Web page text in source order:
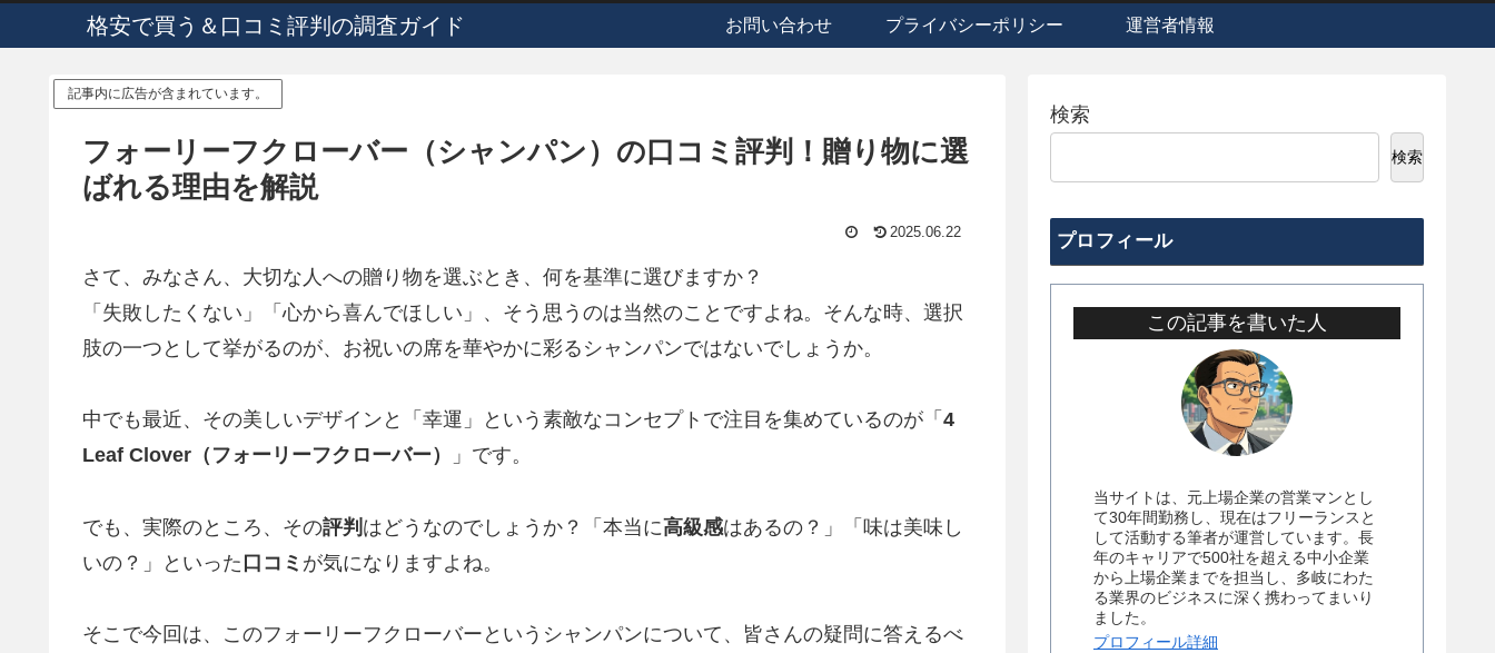
格安で買う＆口コミ評判の調査ガイド お問い合わせ プライバシーポリシー 運営者情報
記事内に広告が含まれています。
フォーリーフクローバー（シャンパン）の口コミ評判！贈り物に選
ばれる理由を解説
2025.06.22
さて、みなさん、大切な人への贈り物を選ぶとき、何を基準に選びますか？
「失敗したくない」「心から喜んでほしい」、そう思うのは当然のことですよね。そんな時、選択
肢の一つとして挙がるのが、お祝いの席を華やかに彩るシャンパンではないでしょうか。
中でも最近、その美しいデザインと「幸運」という素敵なコンセプトで注目を集めているのが「 4
Leaf Clover（フォーリーフクローバー）
」です。
でも、実際のところ、その評判 はどうなのでしょうか？「本当に高級感はあるの？」「味は美味し
いの？」といった 口コミ が気になりますよね。
そこで今回は、このフォーリーフクローバーというシャンパンについて、皆さんの疑問に答えるべ
検索
検索
プロフィール
この記事を書いた人
当サイトは、元上場企業の営業マンとし
て30年間勤務し、現在はフリーランスと
して活動する筆者が運営しています。長
年のキャリアで500社を超える中小企業
から上場企業までを担当し、多岐にわた
る業界のビジネスに深く携わってまいり
ました。
プロフィール詳細